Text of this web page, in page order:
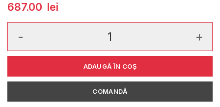
687.00 lei
ADAUGĂ ÎN COȘ
COMANDĂ